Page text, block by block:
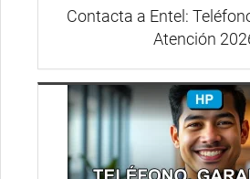
Contacta a Entel:
Atención